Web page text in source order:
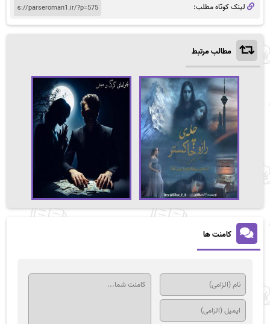
لینک کوتاه مطلب:
مطالب مرتبط
کامنت ها